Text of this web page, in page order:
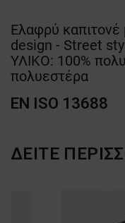
Ελαφρύ
design - Street
ΥΛΙΚΟ: 100%
πολυεστέρα
EN ISO 13688
ΔΕΊΤΕ